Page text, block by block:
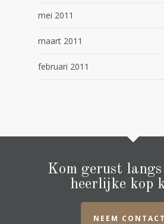
mei 2011
maart 2011
februari 2011
Kom gerust langs
heerlijke kop
NEEM